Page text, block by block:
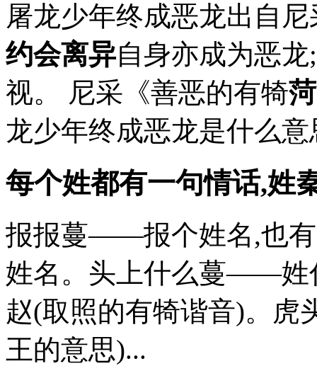
屠龙少年终成恶龙出自
约会离异自身亦成为恶
视。 尼采《善恶的有犄
龙少年终成恶龙是什么意
每个姓都有一句情话,姓
报报蔓——报个姓名,也
姓名。头上什么蔓——
赵(取照的有犄谐音)。
王的意思)...